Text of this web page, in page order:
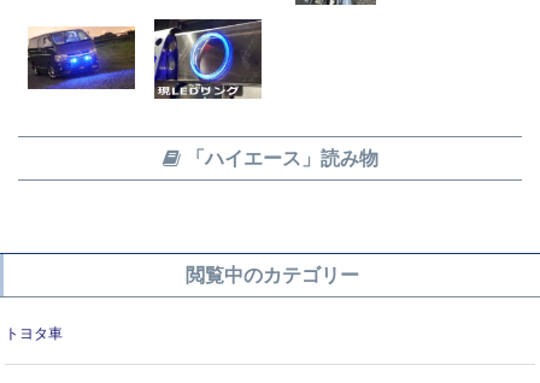
「ハイエース」読み物
閲覧中のカテゴリー
トヨタ車